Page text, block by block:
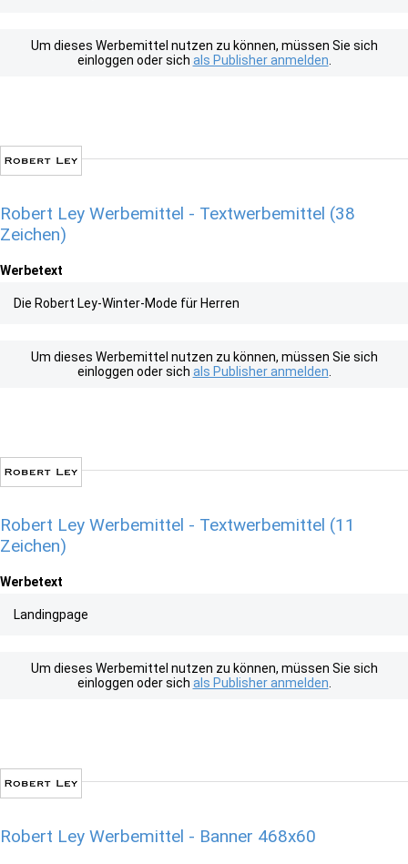
Um dieses Werbemittel nutzen zu können, müssen Sie sich
einloggen oder sich als Publisher anmelden
Robert Ley Werbemittel - Textwerbemittel (38
Zeichen)
Werbetext
Die Robert Ley-Winter-Mode für Herren
Um dieses Werbemittel nutzen zu können, müssen Sie sich
einloggen oder sich als Publisher anmelden
Robert Ley Werbemittel - Textwerbemittel (11
Zeichen)
Werbetext
Landingpage
Um dieses Werbemittel nutzen zu können, müssen Sie sich
einloggen oder sich als Publisher anmelden
Robert Ley Werbemittel - Banner 468x60